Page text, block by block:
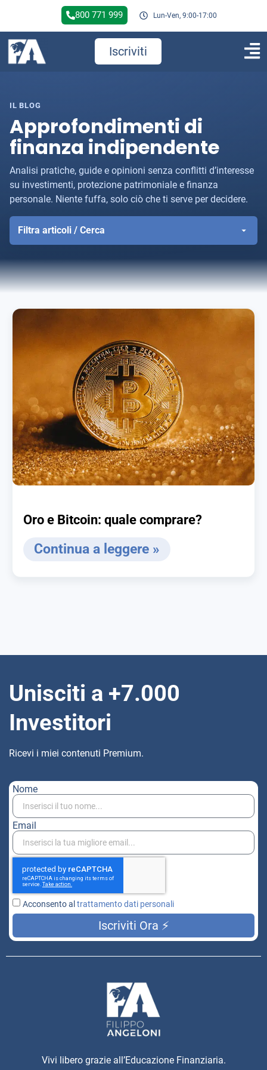
800 771 999 Lun-Ven, 9:00-17:00
Iscriviti
IL BLOG
Approfondimenti di
finanza indipendente
Analisi pratiche, guide e opinioni senza conflitti d’interesse
su investimenti, protezione patrimoniale e finanza
personale. Niente fuffa, solo ciò che ti serve per decidere.
Filtra articoli / Cerca
Oro e Bitcoin: quale comprare?
Continua a leggere »
Unisciti a +7.000
Investitori
Ricevi i miei contenuti Premium.
Nome
Email
Acconsento al trattamento dati personali
Iscriviti Ora ⚡
Vivi libero grazie all’Educazione Finanziaria.